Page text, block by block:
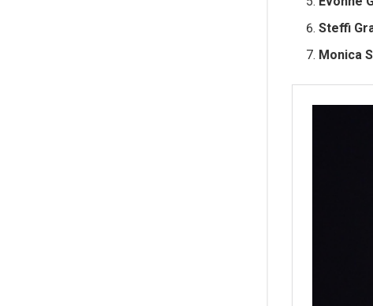
Steffi
Monica